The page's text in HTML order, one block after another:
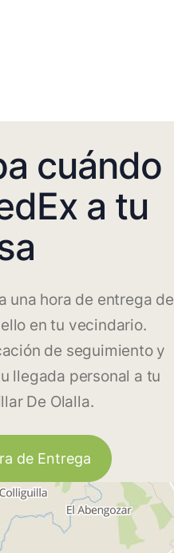
cuándo
a tu
una hora de entrega de
en tu vecindario.
de seguimiento y
llegada personal a tu
De Olalla.
de Entrega